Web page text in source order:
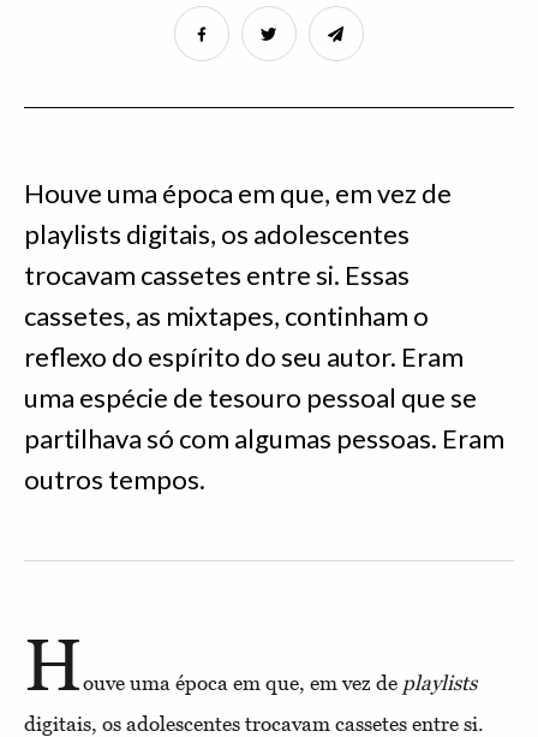
Houve uma época em que, em vez de
playlists digitais, os adolescentes
trocavam cassetes entre si. Essas
cassetes, as mixtapes, continham o
reflexo do espírito do seu autor. Eram
uma espécie de tesouro pessoal que se
partilhava só com algumas pessoas. Eram
outros tempos.
Houve uma época em que, em vez de playlists
digitais, os adolescentes trocavam cassetes entre si.